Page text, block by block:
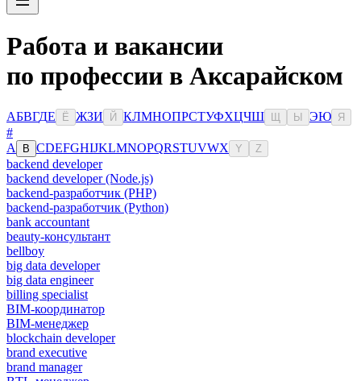
Работа и вакансии
по профессии в Аксарайском
АБВГДЕ Ё ЖЗИ Й КЛМНОПРСТУФХЦЧШ Ы ЭЮ Я
#
A
B CDEFGHIJKLMNOPQRSTUVWX Y Z
backend developer
backend developer (Node.js)
backend-разработчик (PHP)
backend-разработчик (Python)
bank accountant
beauty-консультант
bellboy
big data developer
big data engineer
billing specialist
BIM-координатор
BIM-менеджер
blockchain developer
brand executive
brand manager